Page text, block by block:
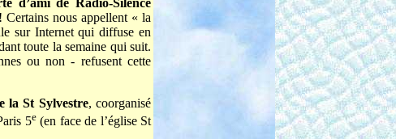
nous appellent « la
sur Internet qui diffuse en
toute la semaine qui suit.
ou non - refusent cette
la St Sylvestre, coorganisé
5e(en face de l’église St